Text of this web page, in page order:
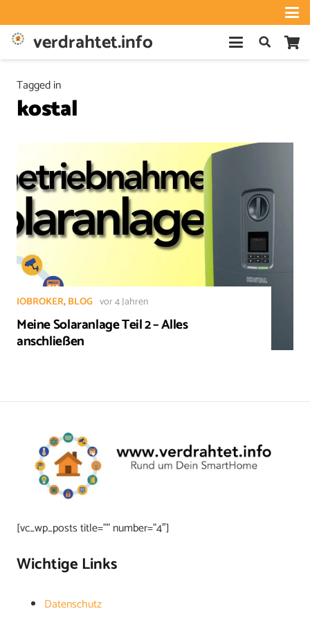
verdrahtet.info
Tagged in
kostal
IOBROKER,BLOG vor 4 Jahren
Meine Solaranlage Teil 2 – Alles
anschließen
[vc_wp_posts title=”” number=”4″]
Wichtige Links
Datenschutz